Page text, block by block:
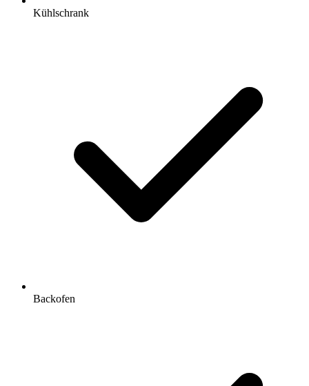
Kühlschrank
Backofen